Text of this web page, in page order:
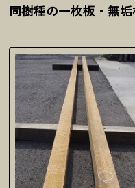
同樹種の一枚板・無